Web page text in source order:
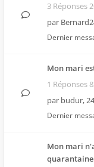
3 Réponses
par
Dernier
Mon mari
1 Réponses
par budur,
Dernier
Mon mari
quarantaine